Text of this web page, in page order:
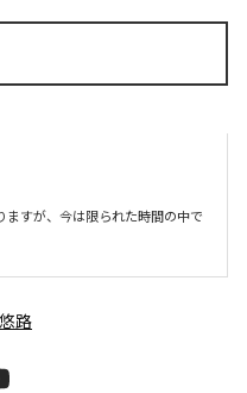
すが、今は限られた時間の中で
路